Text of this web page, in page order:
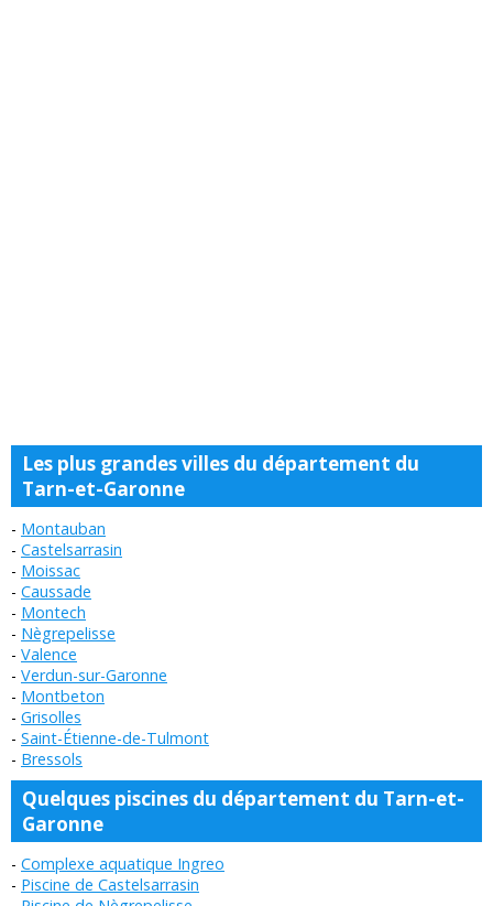
Les plus grandes villes du département du
Tarn-et-Garonne
Montauban
Castelsarrasin
Moissac
Caussade
Montech
Nègrepelisse
Valence
Verdun-sur-Garonne
Montbeton
Grisolles
Saint-Étienne-de-Tulmont
Bressols
Quelques piscines du département du Tarn-et-
Garonne
Complexe aquatique Ingreo
Piscine de Castelsarrasin